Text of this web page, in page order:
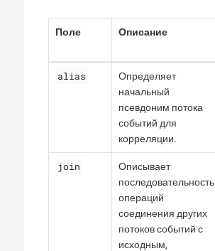
Поле Описание
alias
Определяет
начальный
псевдоним потока
событий для
корреляции.
join
Описывает
последовательность
операций
соединения других
потоков событий с
исходным,